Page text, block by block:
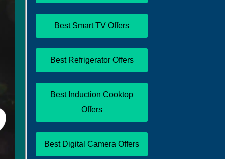
Best Smart TV Offers
Best Refrigerator Offers
Best Induction Cooktop
Offers
Best Digital Camera Offers